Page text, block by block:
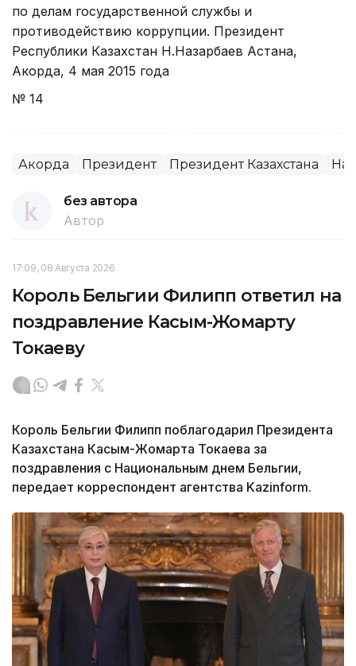
по делам государственной службы и
противодействию коррупции. Президент
Республики Казахстан Н.Назарбаев Астана,
Акорда, 4 мая 2015 года
№ 14
Акорда Президент Президент Казахстана
без автора
Автор
17:09, 08 Августа 2026
Король Бельгии Филипп ответил на
поздравление Касым-Жомарту
Токаеву
Король Бельгии Филипп поблагодарил Президента
Казахстана Касым-Жомарта Токаева за
поздравления с Национальным днем Бельгии,
передает корреспондент агентства Kazinform.